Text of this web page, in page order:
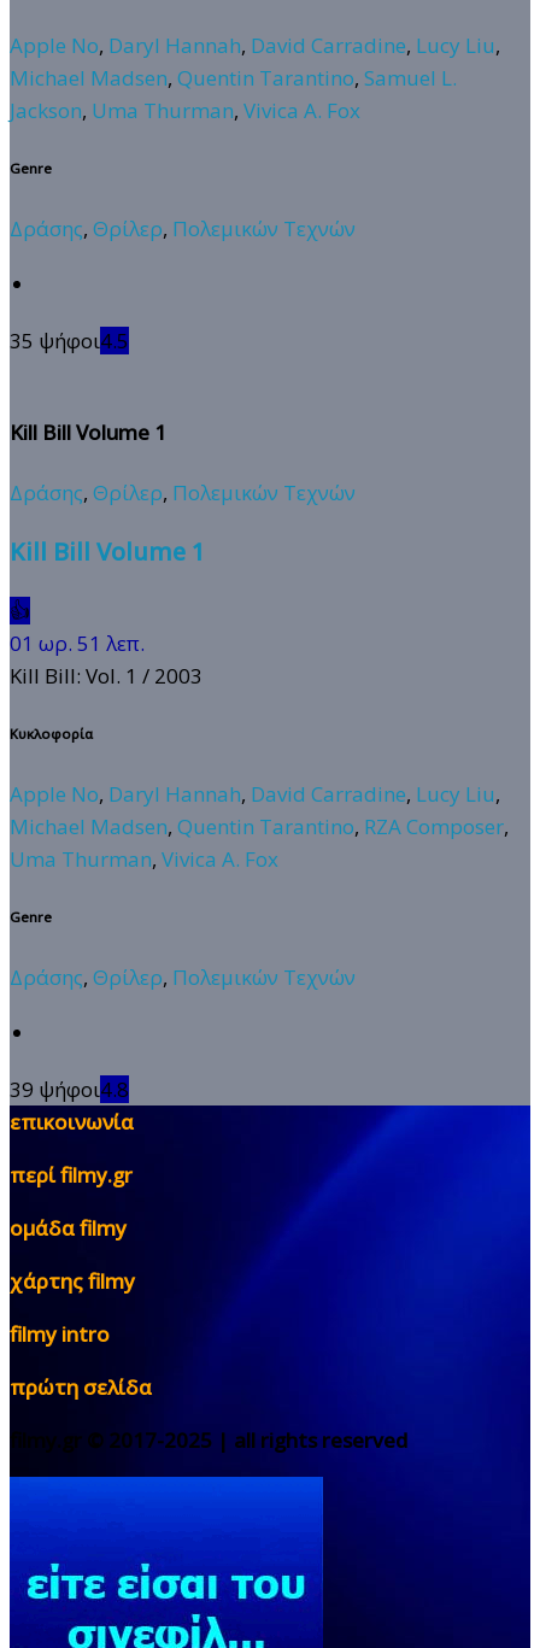
Apple No, Daryl Hannah, David Carradine, Lucy Liu,
Michael Madsen, Quentin Tarantino, Samuel L.
Jackson, Uma Thurman, Vivica A. Fox
Genre
Δράσης, Θρίλερ, Πολεμικών Τεχνών
35 ψήφοι4.5
Kill Bill Volume 1
Δράσης, Θρίλερ, Πολεμικών Τεχνών
Kill Bill Volume 1
👍
01 ωρ. 51 λεπ.
Kill Bill: Vol. 1 / 2003
Κυκλοφορία
Apple No, Daryl Hannah, David Carradine, Lucy Liu,
Michael Madsen, Quentin Tarantino, RZA Composer,
Uma Thurman, Vivica A. Fox
Genre
Δράσης, Θρίλερ, Πολεμικών Τεχνών
39 ψήφοι4.8
επικοινωνία
περί filmy.gr
ομάδα filmy
χάρτης filmy
filmy intro
πρώτη σελίδα
filmy.gr © 2017-2025 | all rights reserved